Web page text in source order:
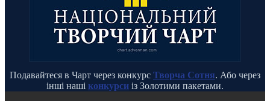
Подавайтеся в Чарт через конкурс Творча Сотня. Або через
інші наші конкурси із Золотими пакетами.